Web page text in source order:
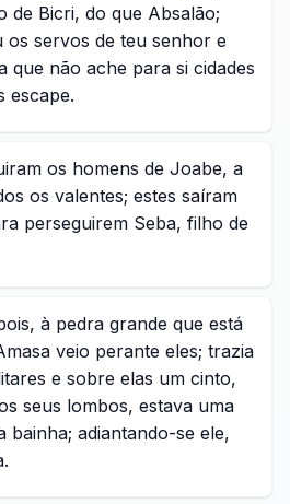
de Bicri, do que Absalão;
os servos de teu senhor e
que não ache para si cidades
escape.
os homens de Joabe, a
os valentes; estes saíram
perseguirem Seba, filho de
à pedra grande que está
veio perante eles; trazia
e sobre elas um cinto,
seus lombos, estava uma
bainha; adiantando-se ele,